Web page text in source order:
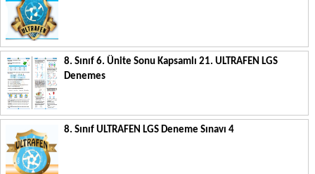
8. Sınıf 6. Ünite Sonu Kapsamlı 21. ULTRAFEN LGS
Denemes
8. Sınıf ULTRAFEN LGS Deneme Sınavı 4